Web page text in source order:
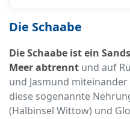
Die Schaabe
Die Schaabe ist ein
Meer abtrennt und auf
und Jasmund
diese sogenannte
(Halbinsel Wittow) und